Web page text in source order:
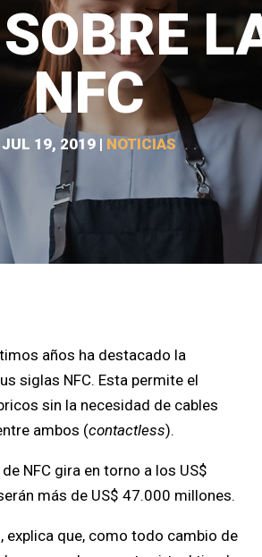
NFC
JUL 19, 2019| NOTICIAS
años ha destacado la
siglas NFC. Esta permite el
sin la necesidad de cables
ambos (contactless).
NFC gira en torno a los US$
más de US$ 47.000 millones.
explica que, como todo cambio de